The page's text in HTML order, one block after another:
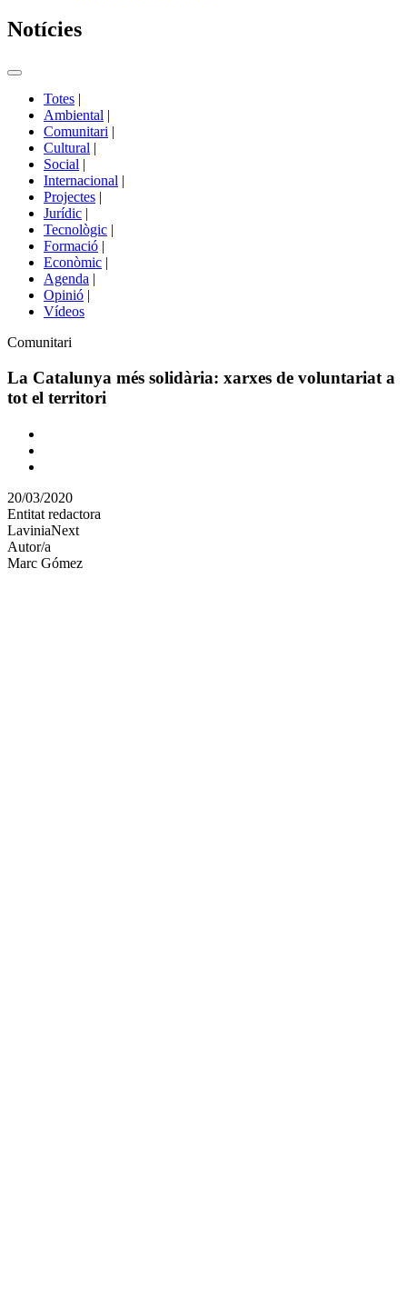
Notícies
Commutador
portals
Totes |
Ambiental |
Comunitari |
Cultural |
Social |
Internacional |
Projectes |
Jurídic |
Tecnològic |
Formació |
Econòmic |
Agenda |
Opinió |
Vídeos
Àmbit
la
notícia
Comunitari
La Catalunya més solidària: xarxes de voluntariat a
tot el territori
Comparteix
altres
xarxes
socials
20/03/2020
Entitat redactora
LaviniaNext
Autor/a
Marc Gómez